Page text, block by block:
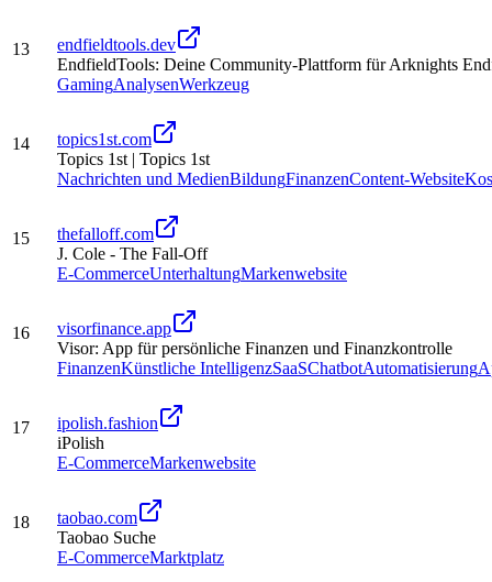
13
endfieldtools.dev
EndfieldTools: Deine Community-Plattform für Arknights
GamingAnalysenWerkzeug
14
topics1st.com
Topics 1st | Topics 1st
Nachrichten und MedienBildungFinanzenContent-Website
15
thefalloff.com
J. Cole - The Fall-Off
E-CommerceUnterhaltungMarkenwebsite
16
visorfinance.app
Visor: App für persönliche Finanzen und Finanzkontrolle
FinanzenKünstliche IntelligenzSaaSChatbotAutomatisierung
17
ipolish.fashion
iPolish
E-CommerceMarkenwebsite
18
taobao.com
Taobao Suche
E-CommerceMarktplatz